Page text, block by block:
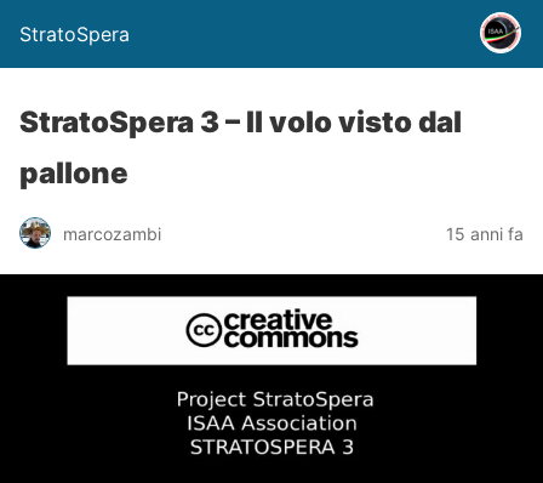
StratoSpera
StratoSpera 3 – Il volo visto dal
pallone
marcozambi 15 anni fa